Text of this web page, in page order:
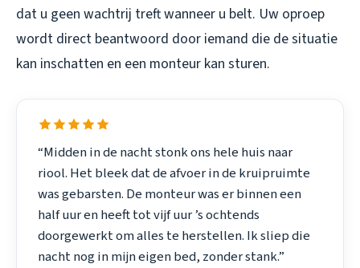
dat u geen wachtrij treft wanneer u belt. Uw oproep
wordt direct beantwoord door iemand die de situatie
kan inschatten en een monteur kan sturen.
“Midden in de nacht stonk ons hele huis naar
riool. Het bleek dat de afvoer in de kruipruimte
was gebarsten. De monteur was er binnen een
half uur en heeft tot vijf uur ’s ochtends
doorgewerkt om alles te herstellen. Ik sliep die
nacht nog in mijn eigen bed, zonder stank.”